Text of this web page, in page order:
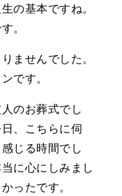
の基本ですね。
。
ませんでした。
です。
のお葬式でし
、こちらに伺
じる時間でし
に心にしみまし
ったです。